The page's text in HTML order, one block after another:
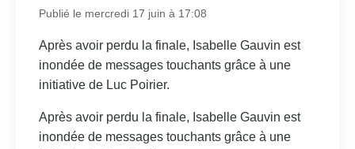
Publié le mercredi 17 juin à 17:08
Après avoir perdu la finale, Isabelle Gauvin est
inondée de messages touchants grâce à une
initiative de Luc Poirier.
Après avoir perdu la finale, Isabelle Gauvin est
inondée de messages touchants grâce à une